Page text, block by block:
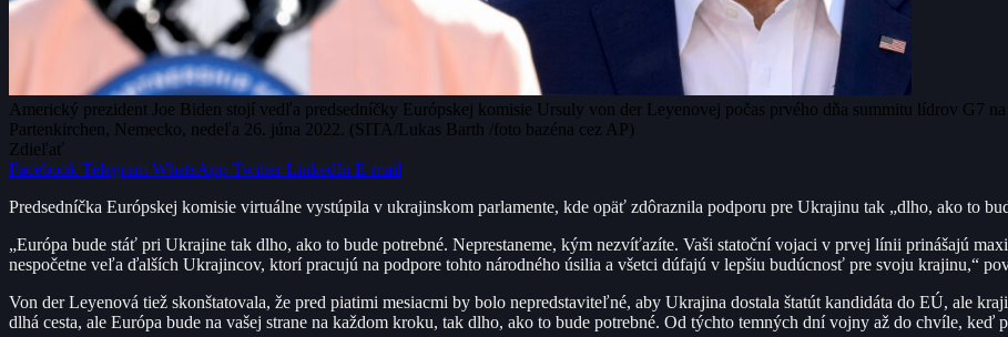
Americký prezident Joe Biden stojí vedľa predsedníčky Európskej komisie Ursuly von der Leyenovej počas prvého dňa summitu lídrov G7
Partenkirchen, Nemecko, nedeľa 26. júna 2022. (SITA/Lukas Barth /foto bazéna cez AP)
Zdieľať
Facebook Telegram WhatsApp Twitter LinkedIn E-mail
Predsedníčka Európskej komisie virtuálne vystúpila v ukrajinskom parlamente, kde opäť zdôraznila podporu pre Ukrajinu tak „dlho, ako to
„Európa bude stáť pri Ukrajine tak dlho, ako to bude potrebné. Neprestaneme, kým nezvíťazíte. Vaši statoční vojaci v prvej línii prinášajú
nespočetne veľa ďalších Ukrajincov, ktorí pracujú na podpore tohto národného úsilia a všetci dúfajú v lepšiu budúcnosť pre svoju krajinu,“
Von der Leyenová tiež skonštatovala, že pred piatimi mesiacmi by bolo nepredstaviteľné, aby Ukrajina dostala štatút kandidáta do EÚ, ale
dlhá cesta, ale Európa bude na vašej strane na každom kroku, tak dlho, ako to bude potrebné. Od týchto temných dní vojny až do chvíle, keď